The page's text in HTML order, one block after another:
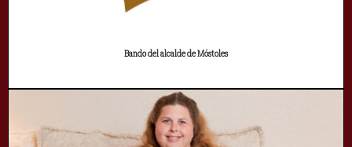
Bando del alcalde de Móstoles